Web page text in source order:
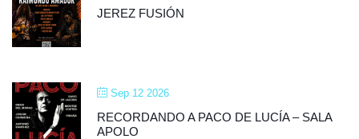
JEREZ FUSIÓN
Sep 12 2026
RECORDANDO A PACO DE LUCÍA – SALA
APOLO